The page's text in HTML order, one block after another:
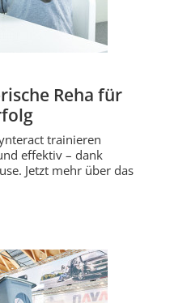
Reha für
trainieren
effektiv – dank
Jetzt mehr über das